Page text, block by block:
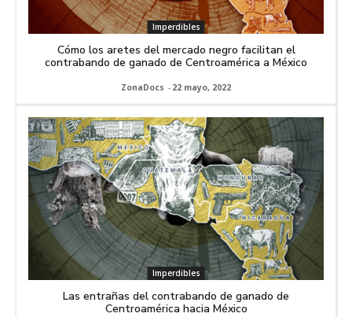
Imperdibles
Cómo los aretes del mercado negro facilitan el
contrabando de ganado de Centroamérica a México
ZonaDocs - 22 mayo, 2022
Imperdibles
Las entrañas del contrabando de ganado de
Centroamérica hacia México